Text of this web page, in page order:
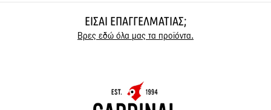
ΕΊΣΑΙ ΕΠΑΓΓΕΛΜΑΤΊΑΣ;
Βρες εδώ όλα μας τα προϊόντα.